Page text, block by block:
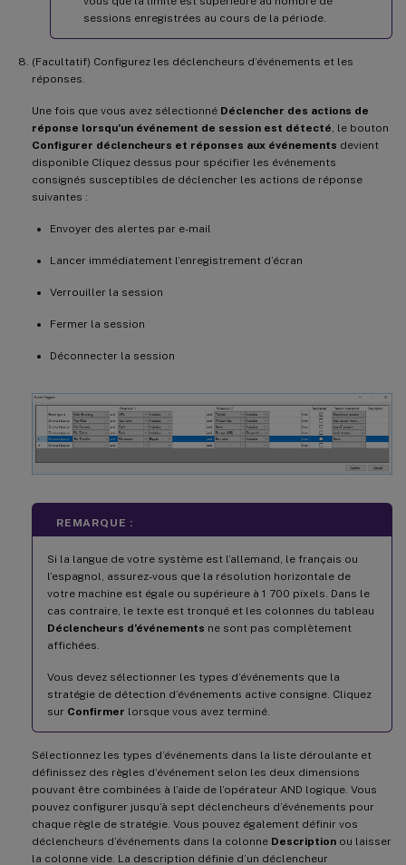
sessions enregistrées au cours de la période.
(Facultatif) Configurez les déclencheurs d’événements et les
réponses.
Une fois que vous avez sélectionné Déclencher des actions de
réponse lorsqu’un événement de session est détecté , le bouton
Configurer déclencheurs et réponses aux événements devient
disponible Cliquez dessus pour spécifier les événements
consignés susceptibles de déclencher les actions de réponse
suivantes :
Envoyer des alertes par e-mail
Lancer immédiatement l’enregistrement d’écran
Verrouiller la session
Fermer la session
Déconnecter la session
REMARQUE :
Si la langue de votre système est l’allemand, le français ou
l’espagnol, assurez-vous que la résolution horizontale de
votre machine est égale ou supérieure à 1 700 pixels. Dans le
cas contraire, le texte est tronqué et les colonnes du tableau
Déclencheurs d’événements ne sont pas complètement
affichées.
Vous devez sélectionner les types d’événements que la
stratégie de détection d’événements active consigne. Cliquez
sur Confirmer lorsque vous avez terminé.
Sélectionnez les types d’événements dans la liste déroulante et
définissez des règles d’événement selon les deux dimensions
pouvant être combinées à l’aide de l’opérateur AND logique. Vous
pouvez configurer jusqu’à sept déclencheurs d’événements pour
chaque règle de stratégie. Vous pouvez également définir vos
déclencheurs d’événements dans la colonne Description ou laisser
la colonne vide. La description définie d’un déclencheur